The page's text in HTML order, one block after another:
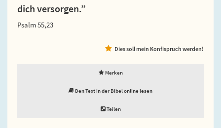
dich versorgen.”
Psalm 55,23
Dies soll mein Konfispruch werden!
Merken
Den Text in der Bibel online lesen
Teilen